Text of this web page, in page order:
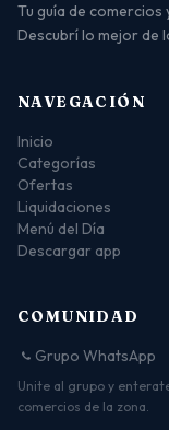
Tu guía de comercios
Descubrí lo mejor de
NAVEGACIÓN
Inicio
Categorías
Ofertas
Liquidaciones
Menú del Día
Descargar app
COMUNIDAD
Grupo WhatsApp
Unite al grupo y
comercios de la zona.